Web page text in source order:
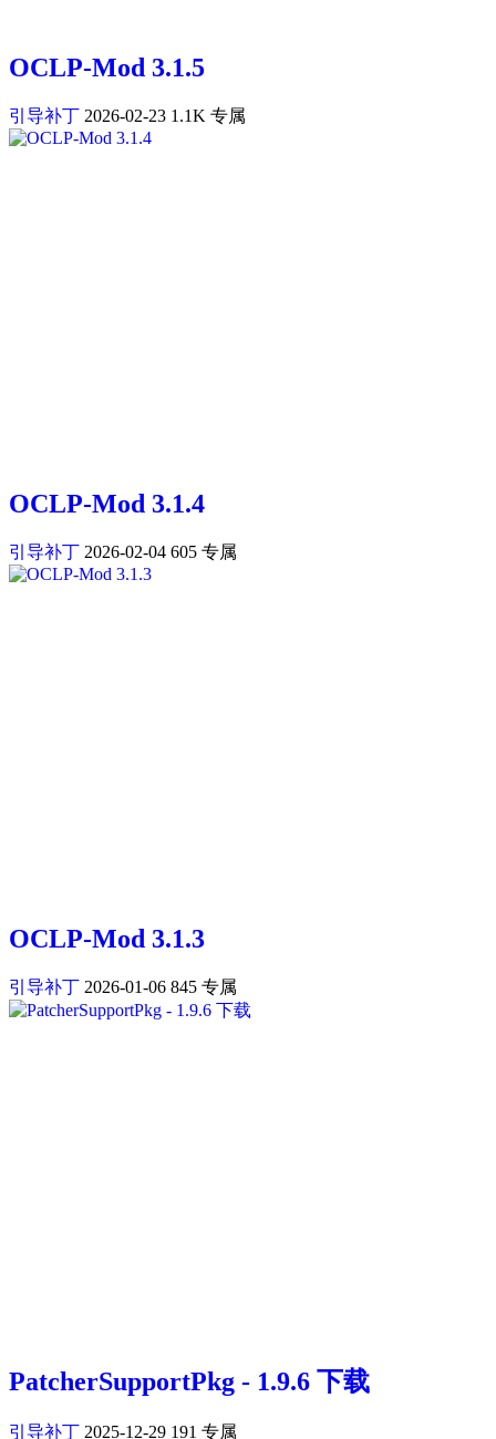
OCLP-Mod 3.1.5
引导补丁 2026-02-23 1.1K 专属
OCLP-Mod 3.1.4
引导补丁 2026-02-04 605 专属
OCLP-Mod 3.1.3
引导补丁 2026-01-06 845 专属
PatcherSupportPkg - 1.9.6 下载
引导补丁 2025-12-29 191 专属